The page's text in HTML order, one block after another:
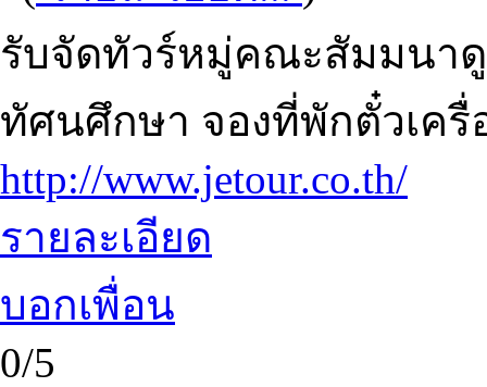
รับจัดทัวร์หมู่คณะสัมมนาดู
ทัศนศึกษา จองที่พักตั๋วเค
http://www.jetour.co.th/
รายละเอียด
บอกเพื่อน
0/5